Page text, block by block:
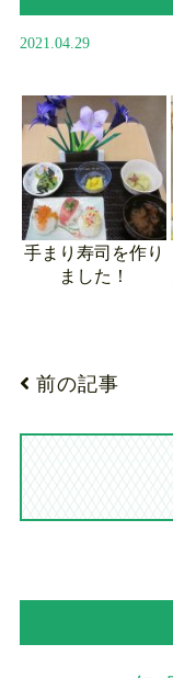
2021.04.29
手まり寿司を作り
ました！
前の記事